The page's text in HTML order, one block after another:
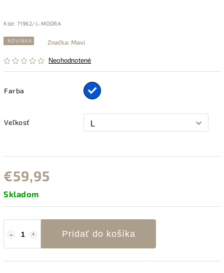
Kód: 71962/L-MODRA
NOVINKA
Neohodnotené
Značka: Mavi
Farba
Veľkosť
€59,95
Skladom
Pridať do košíka